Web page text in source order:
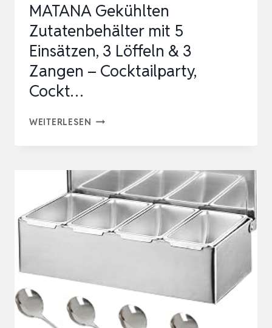
MATANA Gekühlten
Zutatenbehälter mit 5
Einsätzen, 3 Löffeln & 3
Zangen – Cocktailparty,
Cockt…
WEITERLESEN MATANA
MIT
5
EINSÄTZEN,
3
3
ZANGEN
–